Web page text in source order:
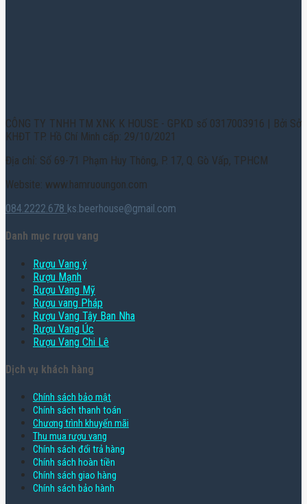
CÔNG TY TNHH TM XNK K HOUSE - GPKD số 0317003916 | Bởi Sở
KHĐT TP. Hồ Chí Minh cấp: 29/10/2021
Địa chỉ: Số 69-71 Phạm Huy Thông, P. 17, Q. Gò Vấp, TPHCM
Website: www.hamruoungon.com
084.2222.678 ks.beerhouse@gmail.com
Danh mục rượu vang
Rượu Vang ý
Rượu Mạnh
Rượu Vang Mỹ
Rượu vang Pháp
Rượu Vang Tây Ban Nha
Rượu Vang Úc
Rượu Vang Chi Lê
Dịch vụ khách hàng
Chính sách bảo mật
Chính sách thanh toán
Chương trình khuyến mãi
Thu mua rượu vang
Chính sách đổi trả hàng
Chính sách hoàn tiền
Chính sách giao hàng
Chính sách bảo hành